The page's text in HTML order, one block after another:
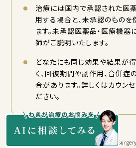
治療には国内で承認された医
用する場合と、未承認のもの
ます。未承認医薬品・医療機
師がご説明いたします。
どなたにも同じ効果や結果が
く、回復期間や副作用、合併症
合があります。詳しくはカウン
ださい。
Copyright © KYORITSU Cosmetic